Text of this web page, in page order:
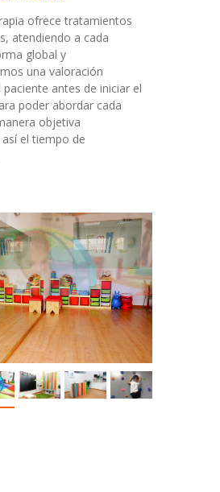
ofrece tratamientos
atendiendo a cada
global y
una valoración
paciente antes de iniciar el
poder abordar cada
objetiva
el tiempo de